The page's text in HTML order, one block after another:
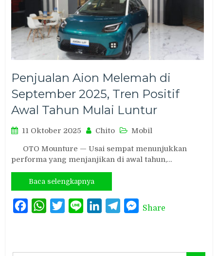
Penjualan Aion Melemah di
September 2025, Tren Positif
Awal Tahun Mulai Luntur
11 Oktober 2025 Chito Mobil
OTO Mounture — Usai sempat menunjukkan
performa yang menjanjikan di awal tahun,…
Baca selengkapnya
FacebookWhatsAppTwitterLine LinkedInTelegramMessenger
Share